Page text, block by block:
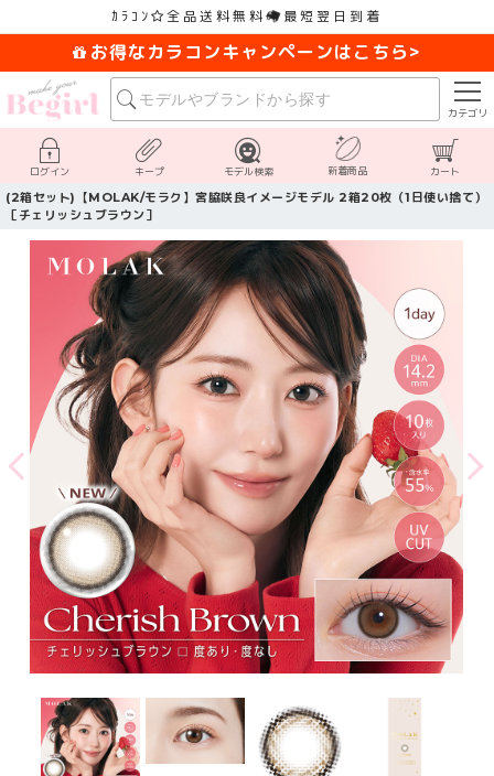
ｶﾗｺﾝ 全品送料無料 最短翌日到着
お得なカラコンキャンペーンはこちら>
カテゴリ
ログイン キープ モデル検索 新着商品 カート
(2箱セット)【MOLAK/モラク】宮脇咲良イメージモデル 2箱20枚（1日使い捨て）
［チェリッシュブラウン］